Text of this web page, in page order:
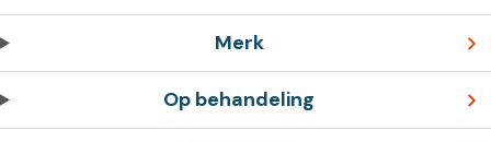
Merk
Op behandeling